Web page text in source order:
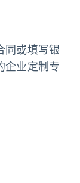
同或填写银
企业定制专